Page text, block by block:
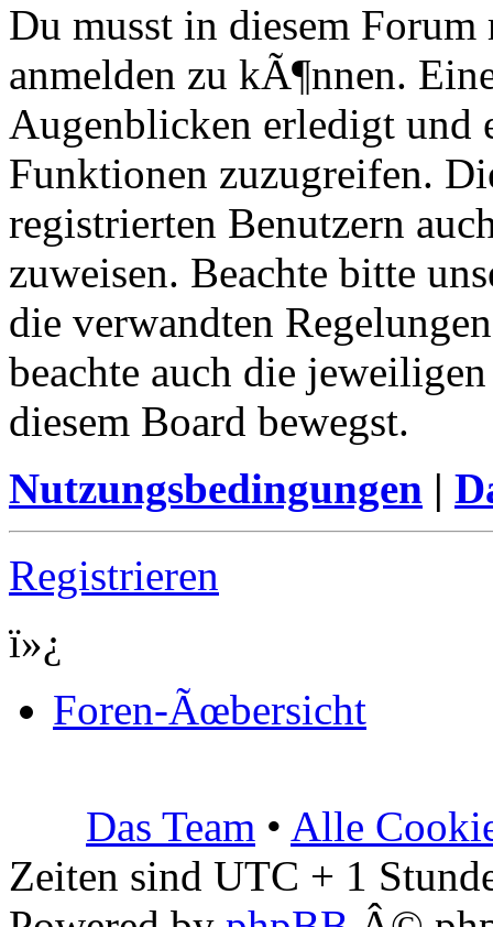
Du musst in diesem
anmelden zu kÃ¶nnen.
Augenblicken erledigt und
Funktionen zuzugreifen.
registrierten Benutzern
zuweisen. Beachte bitte
die verwandten
beachte auch die
diesem Board bewegst.
Nutzungsbedingungen |
Registrieren
ï»¿
Foren-Ãœbersicht
Das Team • Alle
Zeiten sind UTC + 1